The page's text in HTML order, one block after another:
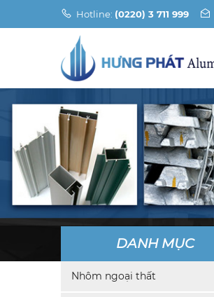
Hotline: (0220) 3 711 999
DANH MỤC
Nhôm ngoại thất